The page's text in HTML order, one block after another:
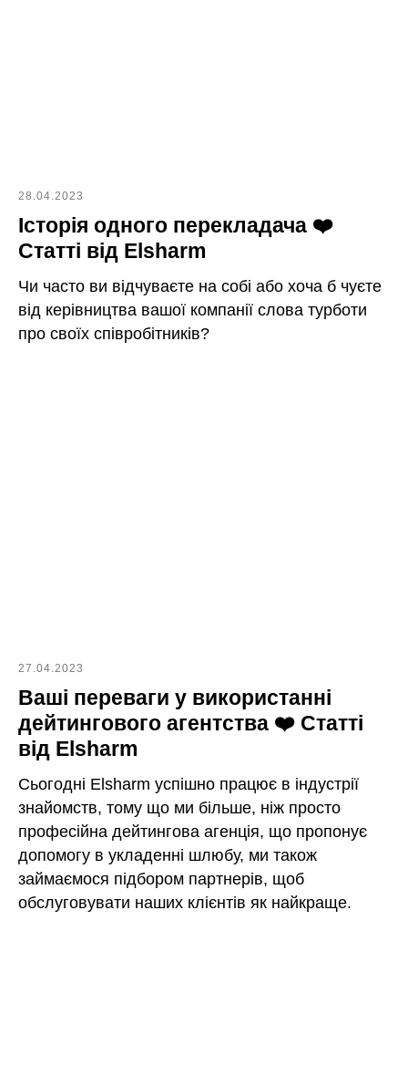
28.04.2023
Історія одного перекладача ❤️
Статті від Elsharm
Чи часто ви відчуваєте на собі або хоча б чуєте
від керівництва вашої компанії слова турботи
про своїх співробітників?
27.04.2023
Ваші переваги у використанні
дейтингового агентства ❤️ Статті
від Elsharm
Сьогодні Elsharm успішно працює в індустрії
знайомств, тому що ми більше, ніж просто
професійна дейтингова агенція, що пропонує
допомогу в укладенні шлюбу, ми також
займаємося підбором партнерів, щоб
обслуговувати наших клієнтів як найкраще.